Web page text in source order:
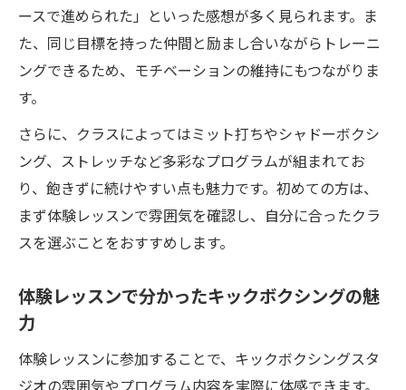
ースで進められた」といった感想が多く見られます。ま
た、同じ目標を持った仲間と励まし合いながらトレーニ
ングできるため、モチベーションの維持にもつながりま
す。
さらに、クラスによってはミット打ちやシャドーボクシ
ング、ストレッチなど多彩なプログラムが組まれてお
り、飽きずに続けやすい点も魅力です。初めての方は、
まず体験レッスンで雰囲気を確認し、自分に合ったクラ
スを選ぶことをおすすめします。
体験レッスンで分かったキックボクシングの魅
力
体験レッスンに参加することで、キックボクシングスタ
ジオの雰囲気やプログラム内容を実際に体感できます。